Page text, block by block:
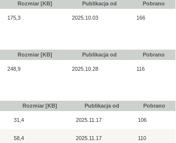
Rozmiar [KB] Publikacja od Pobrano
175,3 2025.10.03 166
Rozmiar [KB] Publikacja od Pobrano
248,9 2025.10.28 116
Rozmiar [KB] Publikacja od Pobrano
31,4 2025.11.17 106
58,4 2025.11.17 110